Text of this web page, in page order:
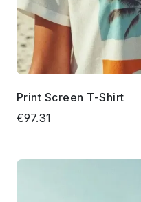
Print Screen T-Shirt
€97.31